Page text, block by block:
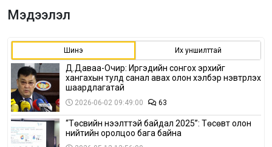
Мэдээлэл
Шинэ Их уншилттай
Д.Даваа-Очир: Иргэдийн сонгох эрхийг
хангахын тулд санал авах олон хэлбэр нэвтрүүлэх
шаардлагатай
2026-06-02 09:49:00 63
“Төсвийн нээлттэй байдал 2025”: Төсөвт олон
нийтийн оролцоо бага байна